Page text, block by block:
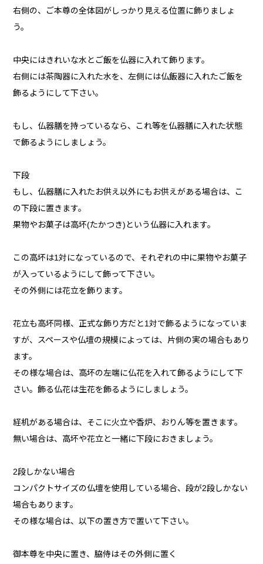
右側の、ご本尊の全体図がしっかり見える位置に飾りましょ
う。
中央にはきれいな水とご飯を仏器に入れて飾ります。
右側には茶陶器に入れた水を、左側には仏飯器に入れたご飯を
飾るようにして下さい。
もし、仏器膳を持っているなら、これ等を仏器膳に入れた状態
で飾るようにしましょう。
下段
もし、仏器膳に入れたお供え以外にもお供えがある場合は、こ
の下段に置きます。
果物やお菓子は高坏(たかつき)という仏器に入れます。
この高坏は1対になっているので、それぞれの中に果物やお菓子
が入っているようにして飾って下さい。
その外側には花立を飾ります。
花立も高坏同様、正式な飾り方だと1対で飾るようになっていま
すが、スペースや仏壇の規模によっては、片側の実の場合もあり
ます。
その様な場合は、高坏の左端に仏花を入れて飾るようにして下
さい。飾る仏花は生花を飾るようにしましょう。
経机がある場合は、そこに火立や香炉、おりん等を置きます。
無い場合は、高坏や花立と一緒に下段におきましょう。
2段しかない場合
コンパクトサイズの仏壇を使用している場合、段が2段しかない
場合もあります。
その様な場合は、以下の置き方で置いて下さい。
御本尊を中央に置き、脇侍はその外側に置く